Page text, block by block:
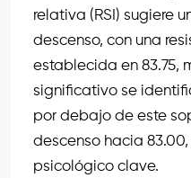
relativa (RSI) sugiere
descenso, con una
establecida en 83.75,
significativo se
por debajo de este
descenso hacia
psicológico clave.